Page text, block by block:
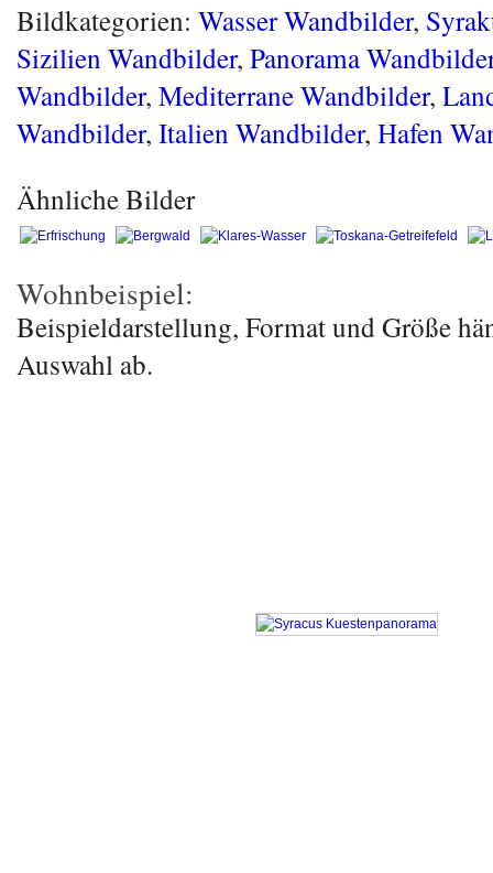
Bildkategorien: Wasser Wandbilder,
Sizilien Wandbilder, Panorama
Wandbilder, Mediterrane Wandbilder,
Wandbilder, Italien Wandbilder, Hafen
Ähnliche Bilder
Wohnbeispiel:
Beispieldarstellung, Format und Größe
Auswahl ab.